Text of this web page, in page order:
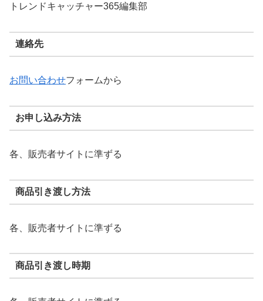
トレンドキャッチャー365編集部
連絡先
お問い合わせフォームから
お申し込み方法
各、販売者サイトに準ずる
商品引き渡し方法
各、販売者サイトに準ずる
商品引き渡し時期